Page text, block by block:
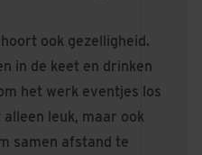
ook gezelligheid.
in de keet en drinken
het werk eventjes los
leuk, maar ook
samen afstand te